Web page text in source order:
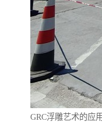
GRC浮雕艺术的应